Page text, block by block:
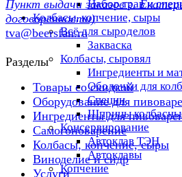
Набор трав и
Колбасы, копчение, сыры
Всё для сыроделов
Закваска
Колбасы, сыровял
Ингредиенты и
Оболочки для
Специи
Шприцы
Консервирование
Автоклав ТЭН
Автоклавы
Копчение
Пункт выдачи заказов г.
договоренности)
tva@beersfan.ru
Разделы
Товары со скидкой
Оборудование для
Ингредиенты для
Самогоноварение
Колбасы, копчение, сыры
Виноделие и сидр
Услуги